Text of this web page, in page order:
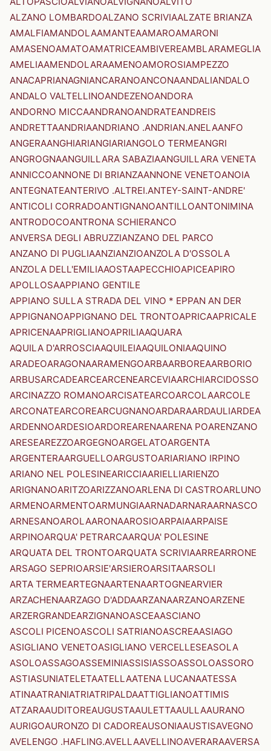
ALZANO LOMBARDOALZANO SCRIVIAALZATE BRIANZA
AMALFIAMANDOLAAMANTEAAMAROAMARONI
AMASENOAMATOAMATRICEAMBIVEREAMBLARAMEGLIA
AMELIAAMENDOLARAAMENOAMOROSIAMPEZZO
ANACAPRIANAGNIANCARANOANCONAANDALIANDALO
ANDALO VALTELLINOANDEZENOANDORA
ANDORNO MICCAANDRANOANDRATEANDREIS
ANDRETTAANDRIAANDRIANO .ANDRIAN.ANELAANFO
ANGERAANGHIARIANGIARIANGOLO TERMEANGRI
ANGROGNAANGUILLARA SABAZIAANGUILLARA VENETA
ANNICCOANNONE DI BRIANZAANNONE VENETOANOIA
ANTEGNATEANTERIVO .ALTREI.ANTEY-SAINT-ANDRE'
ANTICOLI CORRADOANTIGNANOANTILLOANTONIMINA
ANTRODOCOANTRONA SCHIERANCO
ANVERSA DEGLI ABRUZZIANZANO DEL PARCO
ANZANO DI PUGLIAANZIANZIOANZOLA D'OSSOLA
ANZOLA DELL'EMILIAAOSTAAPECCHIOAPICEAPIRO
APOLLOSAAPPIANO GENTILE
APPIANO SULLA STRADA DEL VINO * EPPAN AN DER
APPIGNANOAPPIGNANO DEL TRONTOAPRICAAPRICALE
APRICENAAPRIGLIANOAPRILIAAQUARA
AQUILA D'ARROSCIAAQUILEIAAQUILONIAAQUINO
ARADEOARAGONAARAMENGOARBAARBOREAARBORIO
ARBUSARCADEARCEARCENEARCEVIAARCHIARCIDOSSO
ARCINAZZO ROMANOARCISATEARCOARCOLAARCOLE
ARCONATEARCOREARCUGNANOARDARAARDAULIARDEA
ARDENNOARDESIOARDOREARENAARENA POARENZANO
ARESEAREZZOARGEGNOARGELATOARGENTA
ARGENTERAARGUELLOARGUSTOARIARIANO IRPINO
ARIANO NEL POLESINEARICCIAARIELLIARIENZO
ARIGNANOARITZOARIZZANOARLENA DI CASTROARLUNO
ARMENOARMENTOARMUNGIAARNADARNARAARNASCO
ARNESANOAROLAARONAAROSIOARPAIAARPAISE
ARPINOARQUA' PETRARCAARQUA' POLESINE
ARQUATA DEL TRONTOARQUATA SCRIVIAARREARRONE
ARSAGO SEPRIOARSIE'ARSIEROARSITAARSOLI
ARTA TERMEARTEGNAARTENAARTOGNEARVIER
ARZACHENAARZAGO D'ADDAARZANAARZANOARZENE
ARZERGRANDEARZIGNANOASCEAASCIANO
ASCOLI PICENOASCOLI SATRIANOASCREAASIAGO
ASIGLIANO VENETOASIGLIANO VERCELLESEASOLA
ASOLOASSAGOASSEMINIASSISIASSOASSOLOASSORO
ASTIASUNIATELETAATELLAATENA LUCANAATESSA
ATINAATRANIATRIATRIPALDAATTIGLIANOATTIMIS
ATZARAAUDITOREAUGUSTAAULETTAAULLAAURANO
AURIGOAURONZO DI CADOREAUSONIAAUSTISAVEGNO
AVELENGO .HAFLING.AVELLAAVELLINOAVERARAAVERSA